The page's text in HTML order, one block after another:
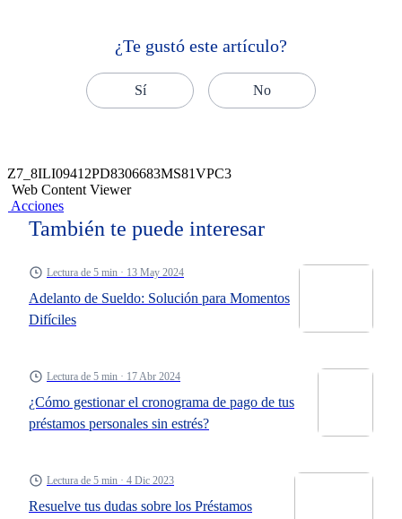
¿Te gustó este artículo?
Sí No
Z7_8ILI09412PD8306683MS81VPC3
Web Content Viewer
Acciones
También te puede interesar
Adelanto de Sueldo: Solución para Momentos
Difíciles
Lectura de 5 min · 13 May 2024
¿Cómo gestionar el cronograma de pago de tus
préstamos personales sin estrés?
Lectura de 5 min · 17 Abr 2024
Resuelve tus dudas sobre los Préstamos
Lectura de 5 min · 4 Dic 2023